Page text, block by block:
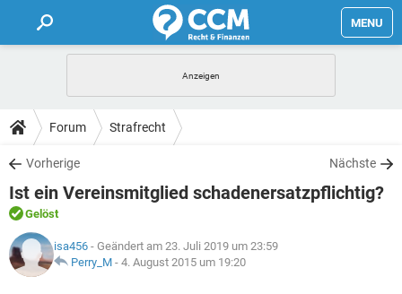
MENU
FORUM
TIPPS
LEXIKON
Forum Strafrecht
Vorherige Nächste
Ist ein Vereinsmitglied schadenersatzpflichtig?
Gelöst
isa456 - Geändert am 23. Juli 2019 um 23:59
Perry_M - 4. August 2015 um 19:20